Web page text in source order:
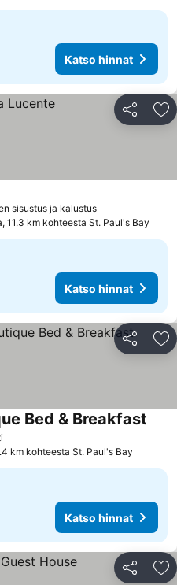
Katso hinnat
Jaa
sisustus ja kalustus
11.3 km kohteesta St. Paul's Bay
Katso hinnat
Jaa
Bed & Breakfast
km kohteesta St. Paul's Bay
Katso hinnat
Jaa